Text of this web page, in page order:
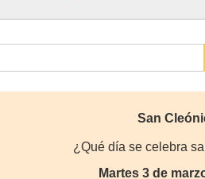
San
¿Qué día se celebra
Martes 3 de